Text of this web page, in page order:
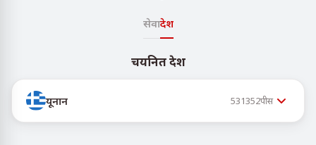
सेवादेश
चयनित देश
यूनान 531352पीस